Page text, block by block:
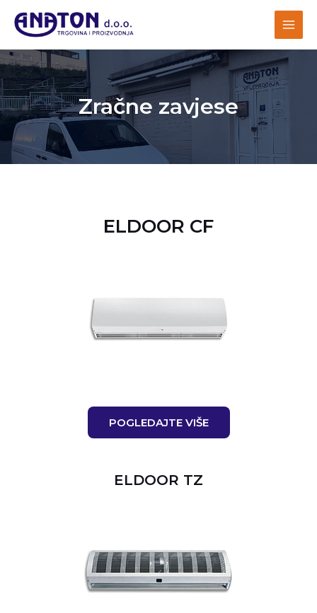
Zračne zavjese
ELDOOR CF
POGLEDAJTE VIŠE
ELDOOR TZ